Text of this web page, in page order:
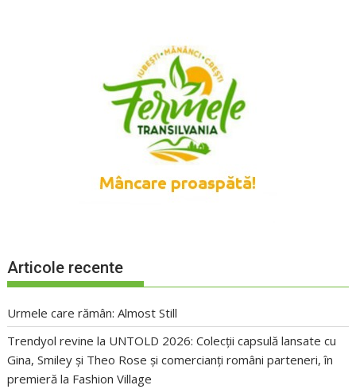
Articole recente
Urmele care rămân: Almost Still
Trendyol revine la UNTOLD 2026: Colecții capsulă lansate cu
Gina, Smiley și Theo Rose și comercianți români parteneri, în
premieră la Fashion Village